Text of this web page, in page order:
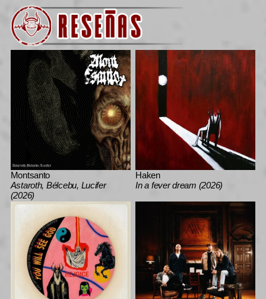
Montsanto
Astaroth, Bélcebu, Lucifer
(2026)
Haken
In a fever dream (2026)